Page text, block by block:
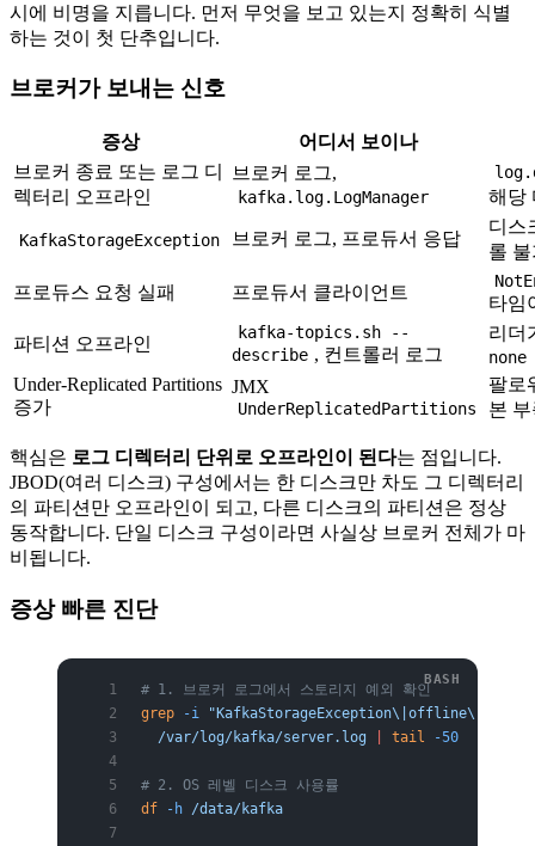
시에 비명을 지릅니다. 먼저 무엇을 보고 있는지 정확히 식별
하는 것이 첫 단추입니다.
브로커가 보내는 신호
증상
어디서 보이나
브로커 종료 또는 로그 디
렉터리 오프라인
브로커 로그,
kafka.log.LogManager 해당
KafkaStorageException 브로커 로그, 프로듀서 응답
디스
롤
프로듀스 요청 실패
프로듀서 클라이언트
타임
파티션 오프라인
kafka-topics.sh --
describe , 컨트롤러 로그
리더
none
Under-Replicated Partitions
증가
JMX
UnderReplicatedPartitions
팔로
본
핵심은 로그 디렉터리 단위로 오프라인이 된다는 점입니다.
JBOD(여러 디스크) 구성에서는 한 디스크만 차도 그 디렉터리
의 파티션만 오프라인이 되고, 다른 디스크의 파티션은 정상
동작합니다. 단일 디스크 구성이라면 사실상 브로커 전체가 마
비됩니다.
증상 빠른 진단
# 1. 브로커 로그에서 스토리지 예외 확인
grep -i
"KafkaStorageException\|offline\|No
  /var/log/kafka/server.log
tail -50
# 2. OS 레벨 디스크 사용률
df -h /data/kafka